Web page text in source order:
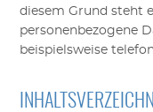
diesem Grund steht
personenbezogene
beispielsweise